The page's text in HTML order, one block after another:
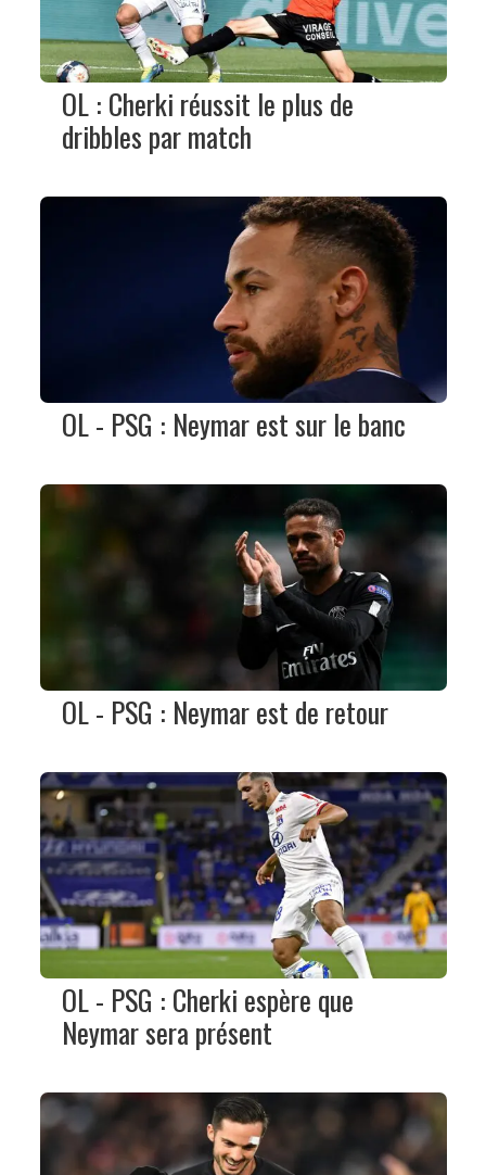
OL : Cherki réussit le plus de
dribbles par match
OL - PSG : Neymar est sur le banc
OL - PSG : Neymar est de retour
OL - PSG : Cherki espère que
Neymar sera présent